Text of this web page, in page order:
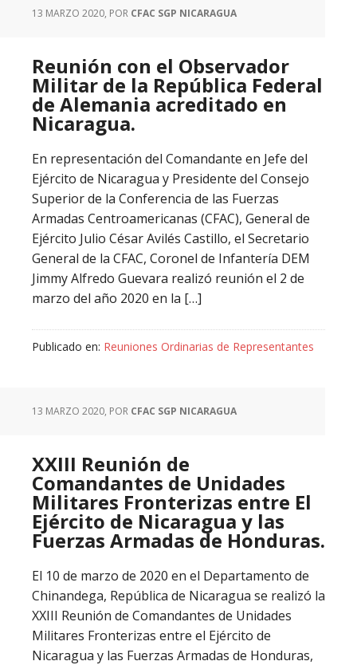
13 MARZO 2020, POR CFAC SGP NICARAGUA
Reunión con el Observador
Militar de la República Federal
de Alemania acreditado en
Nicaragua.
En representación del Comandante en Jefe del
Ejército de Nicaragua y Presidente del Consejo
Superior de la Conferencia de las Fuerzas
Armadas Centroamericanas (CFAC), General de
Ejército Julio César Avilés Castillo, el Secretario
General de la CFAC, Coronel de Infantería DEM
Jimmy Alfredo Guevara realizó reunión el 2 de
marzo del año 2020 en la […]
Publicado en: Reuniones Ordinarias de Representantes
13 MARZO 2020, POR CFAC SGP NICARAGUA
XXIII Reunión de
Comandantes de Unidades
Militares Fronterizas entre El
Ejército de Nicaragua y las
Fuerzas Armadas de Honduras.
El 10 de marzo de 2020 en el Departamento de
Chinandega, República de Nicaragua se realizó la
XXIII Reunión de Comandantes de Unidades
Militares Fronterizas entre el Ejército de
Nicaragua y las Fuerzas Armadas de Honduras,